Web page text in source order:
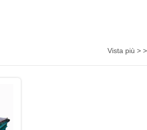
Vista più > >